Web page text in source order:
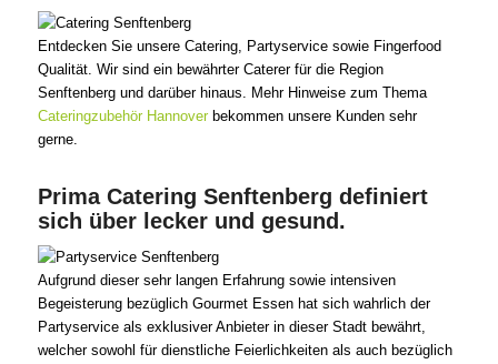
Entdecken Sie unsere Catering, Partyservice sowie Fingerfood
Qualität. Wir sind ein bewährter Caterer für die Region
Senftenberg und darüber hinaus. Mehr Hinweise zum Thema
Cateringzubehör Hannoverbekommen unsere Kunden sehr
gerne.
Prima Catering Senftenberg definiert
sich über lecker und gesund.
Aufgrund dieser sehr langen Erfahrung sowie intensiven
Begeisterung bezüglich Gourmet Essen hat sich wahrlich der
Partyservice als exklusiver Anbieter in dieser Stadt bewährt,
welcher sowohl für dienstliche Feierlichkeiten als auch bezüglich